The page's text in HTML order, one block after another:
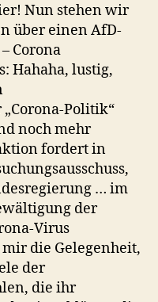
Nun stehen wir
über einen AfD-
Corona
Hahaha, lustig,
Politik“
noch mehr
fordert in
… im
der
Virus
die Gelegenheit,
der
die ihr